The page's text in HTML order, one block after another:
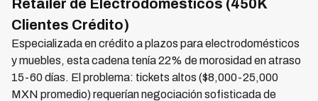
Retailer de Electrodomésticos (450K
Clientes Crédito)
Especializada en crédito a plazos para electrodomésticos
y muebles, esta cadena tenía 22% de morosidad en atraso
15-60 días. El problema: tickets altos ($8,000-25,000
MXN promedio) requerían negociación sofisticada de